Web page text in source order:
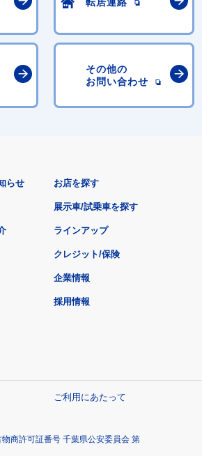
その他の
お問い合わせ
らせ お店を探す
展示車/試乗車を探す
ラインアップ
クレジット/保険
企業情報
採用情報
ご利用にあたって
商許可証番号 千葉県公安委員会 第